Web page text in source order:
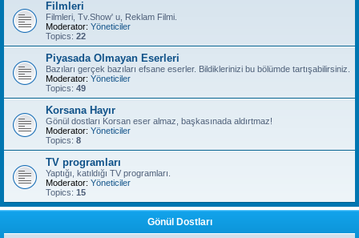
Filmleri
Filmleri, Tv.Show' u, Reklam Filmi.
Moderator: Yöneticiler
Topics: 22
Piyasada Olmayan Eserleri
Bazıları gerçek bazıları efsane eserler. Bildiklerinizi bu bölümde tartışabilirsiniz.
Moderator: Yöneticiler
Topics: 49
Korsana Hayır
Gönül dostları Korsan eser almaz, başkasınada aldırtmaz!
Moderator: Yöneticiler
Topics: 8
TV programları
Yaptığı, katıldığı TV programları.
Moderator: Yöneticiler
Topics: 15
Gönül Dostları